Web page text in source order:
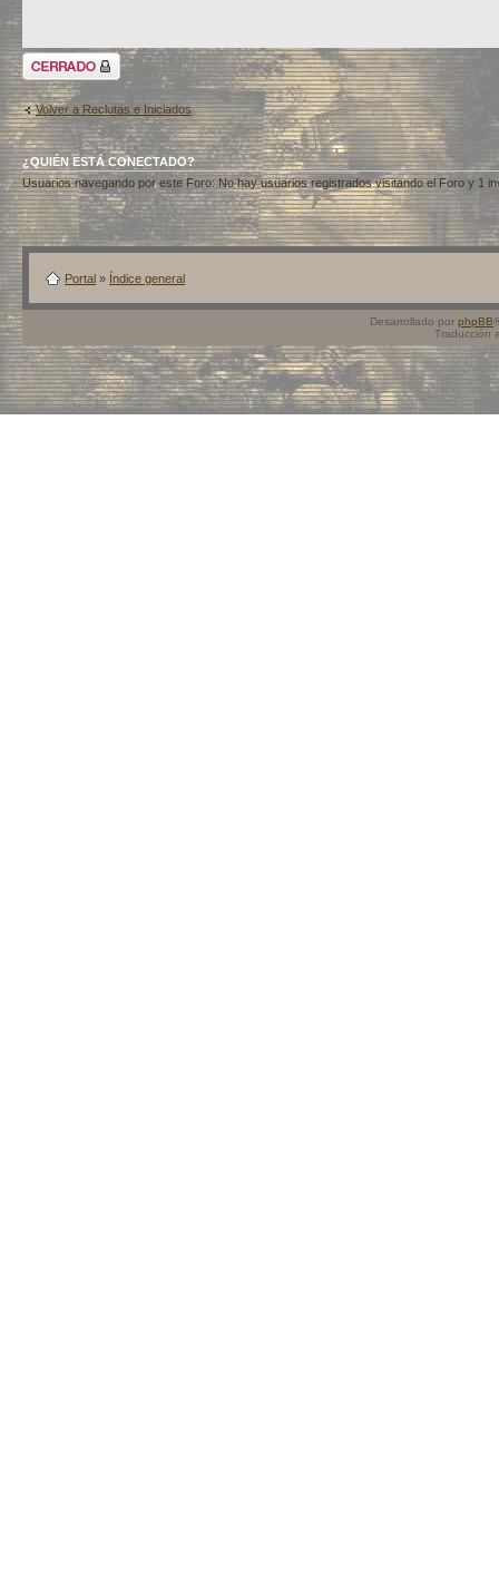
Tema cerrado
Volver a Reclutas e Iniciados
¿QUIÉN ESTÁ CONECTADO?
Usuarios navegando por este Foro: No hay usuarios registrados visitando el Foro y 1
Portal » Índice general
Desarrollado por phpBB
Traducción